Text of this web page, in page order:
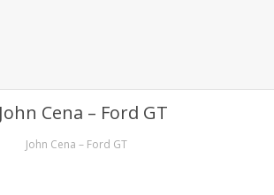
John Cena – Ford GT